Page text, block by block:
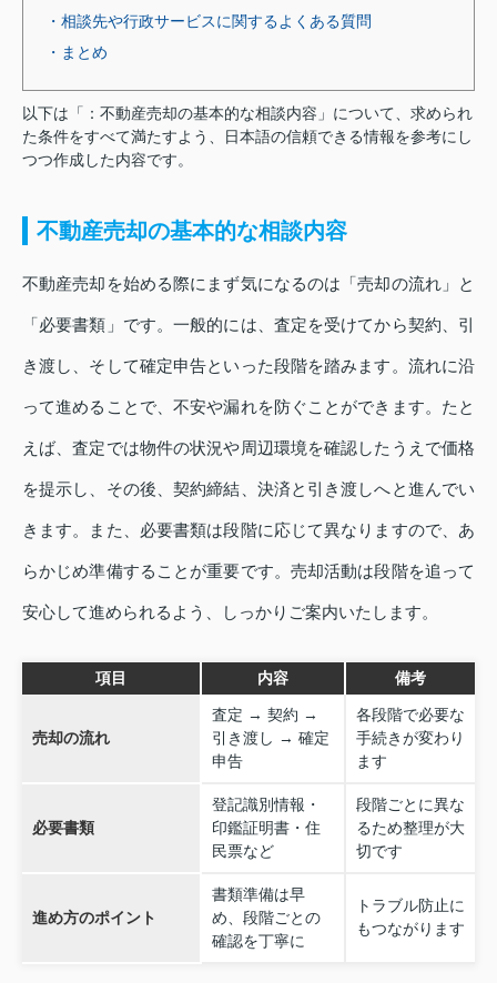
・相談先や行政サービスに関するよくある質問
・まとめ
以下は「：不動産売却の基本的な相談内容」について、求められ
た条件をすべて満たすよう、日本語の信頼できる情報を参考にし
つつ作成した内容です。
不動産売却の基本的な相談内容
不動産売却を始める際にまず気になるのは「売却の流れ」と
「必要書類」です。一般的には、査定を受けてから契約、引
き渡し、そして確定申告といった段階を踏みます。流れに沿
って進めることで、不安や漏れを防ぐことができます。たと
えば、査定では物件の状況や周辺環境を確認したうえで価格
を提示し、その後、契約締結、決済と引き渡しへと進んでい
きます。また、必要書類は段階に応じて異なりますので、あ
らかじめ準備することが重要です。売却活動は段階を追って
安心して進められるよう、しっかりご案内いたします。
項目 内容 備考
売却の流れ
査定 → 契約 →
引き渡し → 確定
申告
各段階で必要な
手続きが変わり
ます
必要書類
登記識別情報・
印鑑証明書・住
民票など
段階ごとに異な
るため整理が大
切です
進め方のポイント
書類準備は早
め、段階ごとの
確認を丁寧に
トラブル防止に
もつながります